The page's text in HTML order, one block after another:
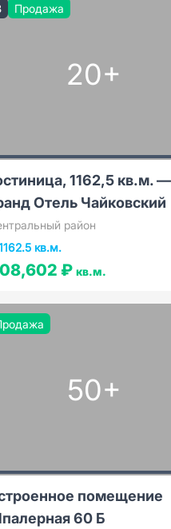
Продажа
20+
1162,5 кв.м. —
Отель Чайковский
район
кв.м.
₽кв.м.
50+
помещение
60 Б